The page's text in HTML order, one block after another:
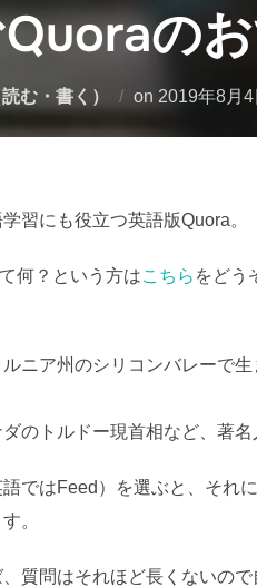
の
む・書く） on 投
2019年8月4
習にも役立つ英語版Quora。
何？という方はこちら をどう
ニア州のシリコンバレーで
のトルドー現首相など、著名
ではFeed）を選ぶと、それ
。
質問はそれほど長くないの